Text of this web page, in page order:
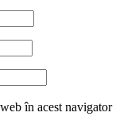
în acest navigator